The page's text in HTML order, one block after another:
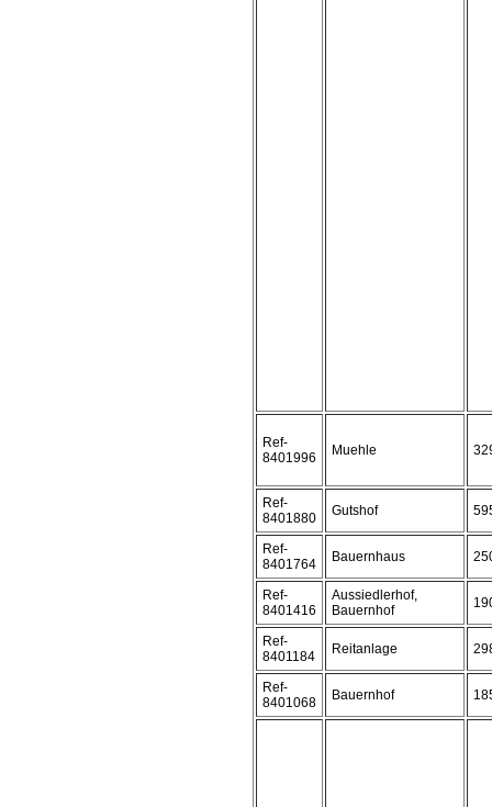
Ref-
8401996
Muehle
Ref-
8401880
Gutshof
Ref-
8401764
Bauernhaus
Ref-
8401416
Aussiedlerhof,
Bauernhof
Ref-
8401184
Reitanlage
Ref-
8401068
Bauernhof